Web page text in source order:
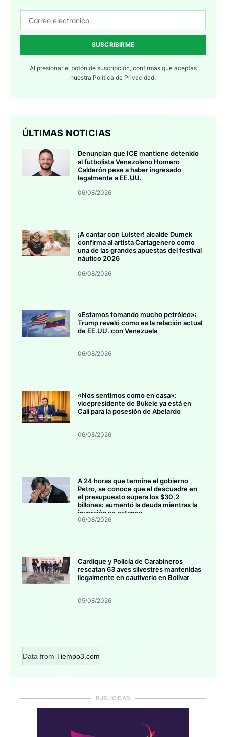
SUSCRIBIRME
Al presionar el botón de suscripción, confirmas que aceptas
nuestra Política de Privacidad.
ÚLTIMAS NOTICIAS
Denuncian que ICE mantiene detenido
al futbolista Venezolano Homero
Calderón pese a haber ingresado
legalmente a EE.UU.
06/08/2026
¡A cantar con Luister! alcalde Dumek
confirma al artista Cartagenero como
una de las grandes apuestas del festival
náutico 2026
06/08/2026
«Estamos tomando mucho petróleo»:
Trump reveló como es la relación actual
de EE.UU. con Venezuela
06/08/2026
«Nos sentimos como en casa»:
vicepresidente de Bukele ya está en
Cali para la posesión de Abelardo
06/08/2026
A 24 horas que termine el gobierno
Petro, se conoce que el descuadre en
el presupuesto supera los $30,2
billones: aumentó la deuda mientras la
inversión se estanca
06/08/2026
Cardique y Policía de Carabineros
rescatan 63 aves silvestres mantenidas
ilegalmente en cautiverio en Bolívar
05/08/2026
Data from Tiempo3.com
PUBLICIDAD